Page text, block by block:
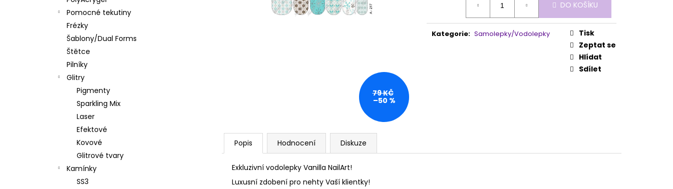
Pomocné tekutiny
Frézky
Šablony/Dual Forms
Štětce
Pilníky
Glitry
Pigmenty
Sparkling Mix
Laser
Efektové
Kovové
Glitrové tvary
Kamínky
SS3
DO KOŠÍKU
Kategorie: Samolepky/Vodolepky
Tisk
Zeptat se
Hlídat
Sdílet
79 KČ
–50 %
Popis Hodnocení Diskuze
Exkluzivní vodolepky Vanilla NailArt!
Luxusní zdobení pro nehty Vaší klientky!
PĚNOVÝ PILNÍK HALFMOON 120/180 1KS
39 Kč
PILNÍK HALFMOON 100/180 1KS